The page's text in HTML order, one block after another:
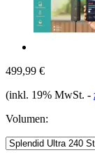
499,99 €
(inkl. 19% MwSt. -
Volumen: